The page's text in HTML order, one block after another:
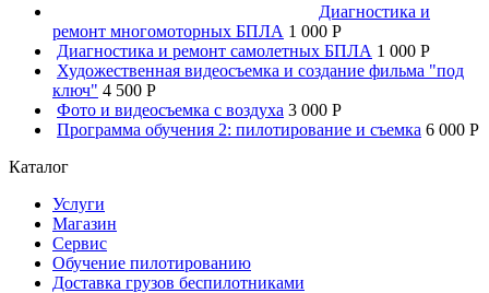
Диагностика и
ремонт многомоторных БПЛА 1 000 P
Диагностика и ремонт самолетных БПЛА 1 000 P
Художественная видеосъемка и создание фильма "под
ключ" 4 500 P
Фото и видеосъемка с воздуха 3 000 P
Программа обучения 2: пилотирование и съемка 6 000 P
Каталог
Услуги
Магазин
Сервис
Обучение пилотированию
Доставка грузов беспилотниками